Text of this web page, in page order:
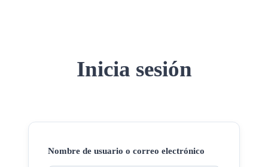
Inicia sesión
Nombre de usuario o correo electrónico